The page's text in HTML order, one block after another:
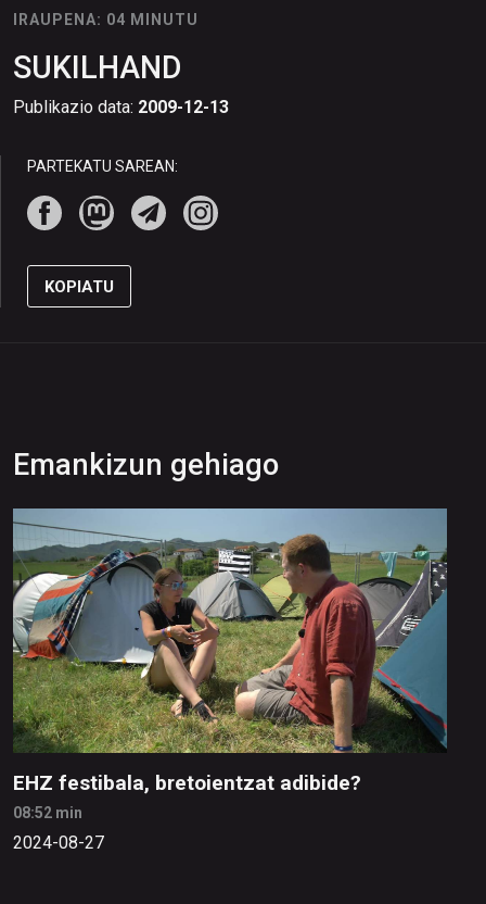
IRAUPENA: 04 MINUTU
SUKILHAND
Publikazio data: 2009-12-13
PARTEKATU SAREAN:
KOPIATU
Emankizun gehiago
EHZ festibala, bretoientzat adibide?
08:52 min
2024-08-27